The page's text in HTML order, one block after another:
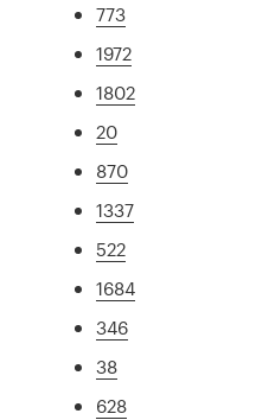
773
1972
1802
20
870
1337
522
1684
346
38
628